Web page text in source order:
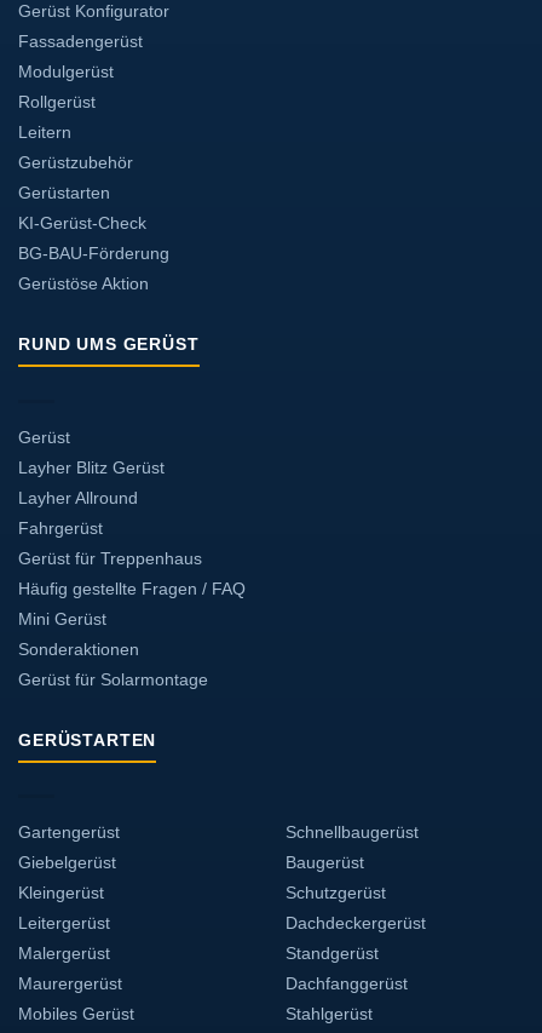
Gerüst Konfigurator
Fassadengerüst
Modulgerüst
Rollgerüst
Leitern
Gerüstzubehör
Gerüstarten
KI-Gerüst-Check
BG-BAU-Förderung
Gerüstöse Aktion
RUND UMS GERÜST
Gerüst
Layher Blitz Gerüst
Layher Allround
Fahrgerüst
Gerüst für Treppenhaus
Häufig gestellte Fragen / FAQ
Mini Gerüst
Sonderaktionen
Gerüst für Solarmontage
GERÜSTARTEN
Gartengerüst
Giebelgerüst
Kleingerüst
Leitergerüst
Malergerüst
Maurergerüst
Mobiles Gerüst
Schnellbaugerüst
Baugerüst
Schutzgerüst
Dachdeckergerüst
Standgerüst
Dachfanggerüst
Stahlgerüst